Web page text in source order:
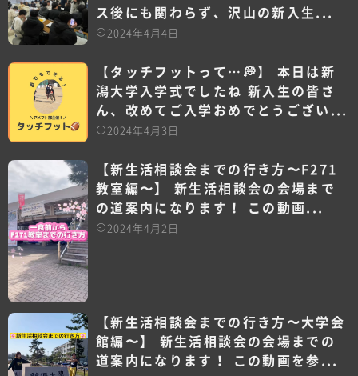
ス後にも関わらず、沢山の新入生...
2024年4月4日
【タッチフットって…💭】 本日は新
潟大学入学式でしたね 新入生の皆さ
ん、改めてご入学おめでとうござい...
2024年4月3日
【新生活相談会までの行き方〜F271
教室編〜】 新生活相談会の会場まで
の道案内になります！ この動画...
2024年4月2日
【新生活相談会までの行き方〜大学会
館編〜】 新生活相談会の会場までの
道案内になります！ この動画を参...